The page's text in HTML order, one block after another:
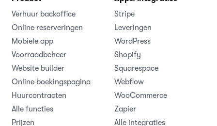
Verhuur backoffice
Online reserveringen
Mobiele app
Voorraadbeheer
Website builder
Online boekingspagina
Huurcontracten
Alle functies
Prijzen
Stripe
Leveringen
WordPress
Shopify
Squarespace
Webflow
WooCommerce
Zapier
Alle integraties